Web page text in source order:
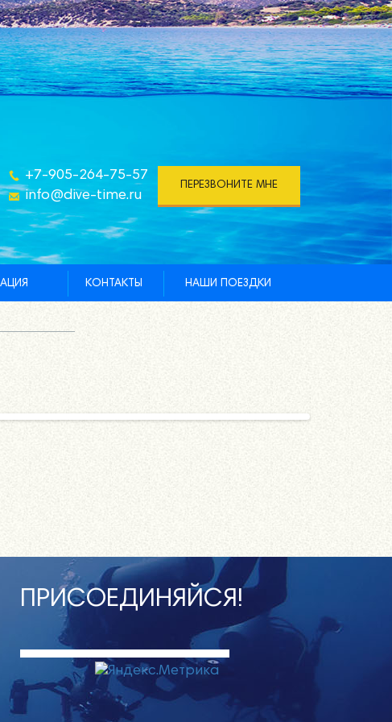
ПЕРЕЗВОНИТЕ МНЕ
+7-905-264-75-57
info@dive-time.ru
КОНТАКТЫ НАШИ ПОЕЗДКИ
ПРИСОЕДИНЯЙСЯ!